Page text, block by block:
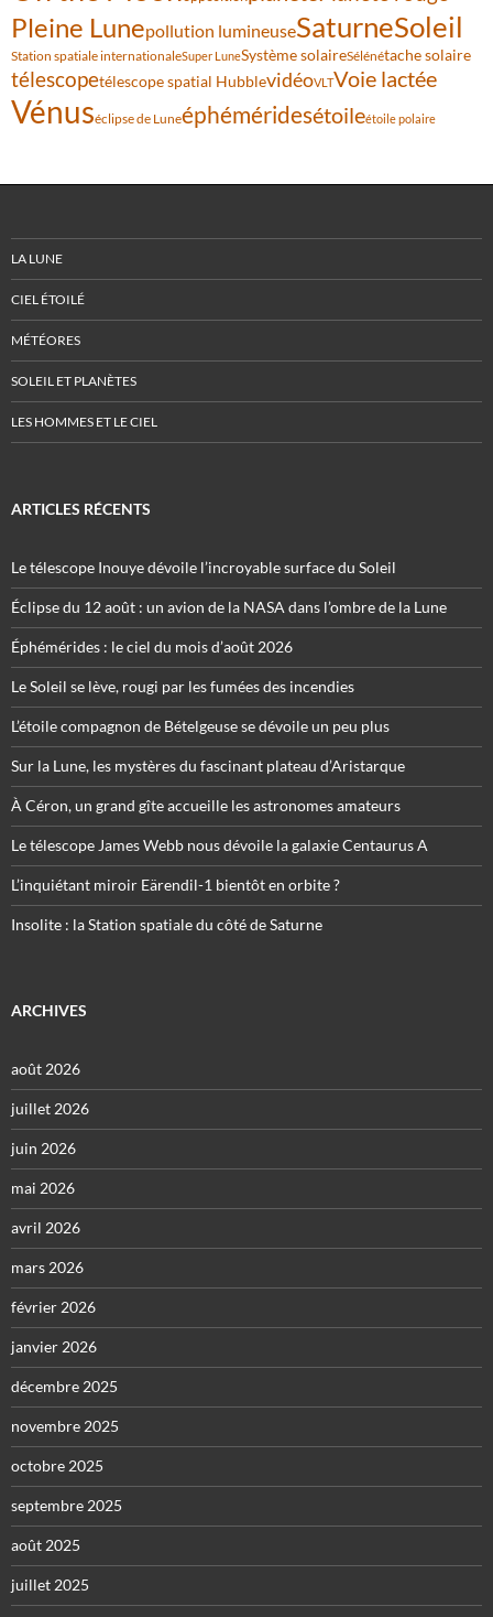
Pleine Lunepollution lumineuseSaturneSoleil
Station spatiale internationaleSuper LuneSystème solaireSélénétache solaire
télescopetélescope spatial HubblevidéoVLTVoie lactée
Vénuséclipse de Luneéphéméridesétoileétoile polaire
LA LUNE
CIEL ÉTOILÉ
MÉTÉORES
SOLEIL ET PLANÈTES
LES HOMMES ET LE CIEL
ARTICLES RÉCENTS
Le télescope Inouye dévoile l’incroyable surface du Soleil
Éclipse du 12 août : un avion de la NASA dans l’ombre de la Lune
Éphémérides : le ciel du mois d’août 2026
Le Soleil se lève, rougi par les fumées des incendies
L’étoile compagnon de Bételgeuse se dévoile un peu plus
Sur la Lune, les mystères du fascinant plateau d’Aristarque
À Céron, un grand gîte accueille les astronomes amateurs
Le télescope James Webb nous dévoile la galaxie Centaurus A
L’inquiétant miroir Eärendil-1 bientôt en orbite ?
Insolite : la Station spatiale du côté de Saturne
ARCHIVES
août 2026
juillet 2026
juin 2026
mai 2026
avril 2026
mars 2026
février 2026
janvier 2026
décembre 2025
novembre 2025
octobre 2025
septembre 2025
août 2025
juillet 2025